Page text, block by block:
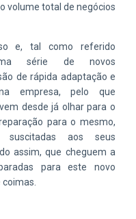
volume total de negócios
e, tal como referido
série de novos
de rápida adaptação e
empresa, pelo que
desde já olhar para o
para o mesmo,
suscitadas aos seus
assim, que cheguem a
para este novo